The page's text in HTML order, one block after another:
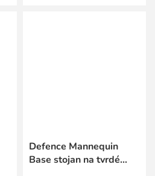
Defence Mannequin
Base stojan na tvrdé